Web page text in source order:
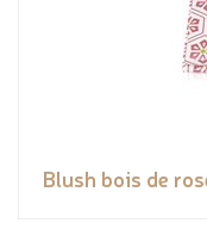
Blush bois de